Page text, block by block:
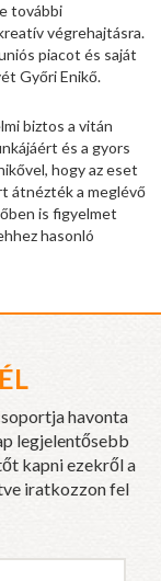
további
végrehajtásra.
piacot és saját
Győri Enikő.
biztos a vitán
és a gyors
hogy az eset
átnézték a meglévő
is figyelmet
hasonló
havonta
legjelentősebb
kapni ezekről a
iratkozzon fel